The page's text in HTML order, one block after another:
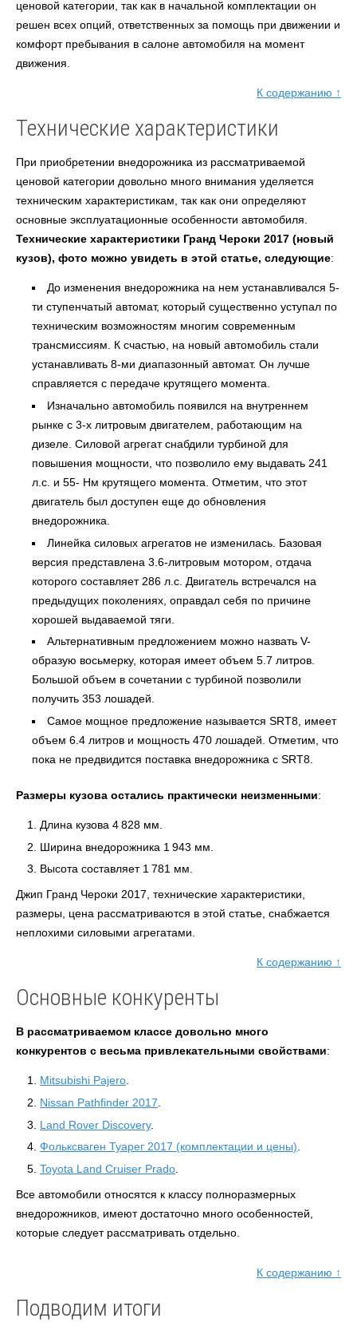
ценовой категории, так как в начальной комплектации он
решен всех опций, ответственных за помощь при движении и
комфорт пребывания в салоне автомобиля на момент
движения.
К содержанию ↑
Технические характеристики
При приобретении внедорожника из рассматриваемой
ценовой категории довольно много внимания уделяется
техническим характеристикам, так как они определяют
основные эксплуатационные особенности автомобиля.
Технические характеристики Гранд Чероки 2017 (новый
кузов), фото можно увидеть в этой статье, следующие:
До изменения внедорожника на нем устанавливался 5-
ти ступенчатый автомат, который существенно уступал по
техническим возможностям многим современным
трансмиссиям. К счастью, на новый автомобиль стали
устанавливать 8-ми диапазонный автомат. Он лучше
справляется с передаче крутящего момента.
Изначально автомобиль появился на внутреннем
рынке с 3-х литровым двигателем, работающим на
дизеле. Силовой агрегат снабдили турбиной для
повышения мощности, что позволило ему выдавать 241
л.с. и 55- Нм крутящего момента. Отметим, что этот
двигатель был доступен еще до обновления
внедорожника.
Линейка силовых агрегатов не изменилась. Базовая
версия представлена 3.6-литровым мотором, отдача
которого составляет 286 л.с. Двигатель встречался на
предыдущих поколениях, оправдал себя по причине
хорошей выдаваемой тяги.
Альтернативным предложением можно назвать V-
образую восьмерку, которая имеет объем 5.7 литров.
Большой объем в сочетании с турбиной позволили
получить 353 лошадей.
Самое мощное предложение называется SRT8, имеет
объем 6.4 литров и мощность 470 лошадей. Отметим, что
пока не предвидится поставка внедорожника с SRT8.
Размеры кузова остались практически неизменными:
Длина кузова 4 828 мм.
Ширина внедорожника 1 943 мм.
Высота составляет 1 781 мм.
Джип Гранд Чероки 2017, технические характеристики,
размеры, цена рассматриваются в этой статье, снабжается
неплохими силовыми агрегатами.
К содержанию ↑
Основные конкуренты
В рассматриваемом классе довольно много
конкурентов с весьма привлекательными свойствами:
Mitsubishi Pajero
Nissan Pathfinder 2017
Land Rover Discovery.
Фольксваген Туарег 2017 (комплектации и цены).
Toyota Land Cruiser Prado.
Все автомобили относятся к классу полноразмерных
внедорожников, имеют достаточно много особенностей,
которые следует рассматривать отдельно.
К содержанию ↑
Подводим итоги